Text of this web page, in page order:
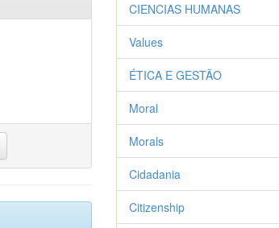
CIENCIAS HUMANAS
Values
ÉTICA E GESTÃO
Moral
Morals
Cidadania
Citizenship